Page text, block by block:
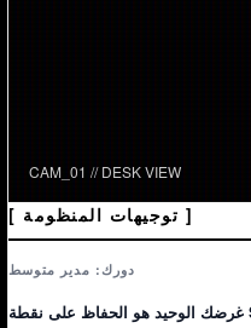
CAM_01 // DESK VIEW
[ توجيهات المنظومة ]
دورك: مدير متوسط